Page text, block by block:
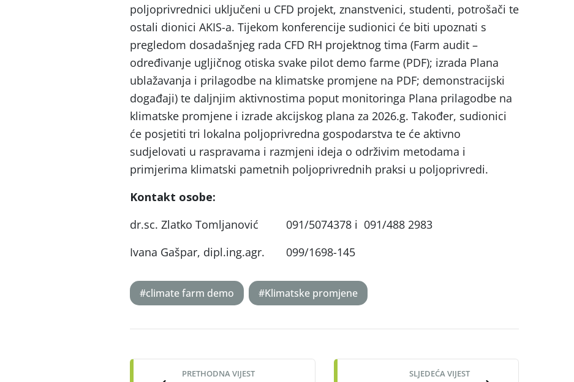
poljoprivrednici uključeni u CFD projekt, znanstvenici, studenti, potrošači te
ostali dionici AKIS-a. Tijekom konferencije sudionici će biti upoznati s
pregledom dosadašnjeg rada CFD RH projektnog tima (Farm audit –
određivanje ugljičnog otiska svake pilot demo farme (PDF); izrada Plana
ublažavanja i prilagodbe na klimatske promjene na PDF; demonstracijski
događaji) te daljnjim aktivnostima poput monitoringa Plana prilagodbe na
klimatske promjene i izrade akcijskog plana za 2026.g. Također, sudionici
će posjetiti tri lokalna poljoprivredna gospodarstva te će aktivno
sudjelovati u raspravama i razmjeni ideja o održivim metodama i
primjerima klimatski pametnih poljoprivrednih praksi u poljoprivredi.
Kontakt osobe:
dr.sc. Zlatko Tomljanović 091/5074378 i 091/488 2983
Ivana Gašpar, dipl.ing.agr. 099/1698-145
#climate farm demo #Klimatske promjene
navigation
PRETHODNA VIJEST SLJEDEĆA VIJEST